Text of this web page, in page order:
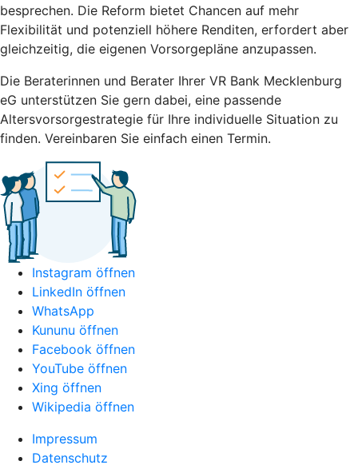
besprechen. Die Reform bietet Chancen auf mehr
Flexibilität und potenziell höhere Renditen, erfordert aber
gleichzeitig, die eigenen Vorsorgepläne anzupassen.
Die Beraterinnen und Berater Ihrer VR Bank Mecklenburg
eG unterstützen Sie gern dabei, eine passende
Altersvorsorgestrategie für Ihre individuelle Situation zu
finden. Vereinbaren Sie einfach einen Termin.
Instagram öffnen
LinkedIn öffnen
WhatsApp
Kununu öffnen
Facebook öffnen
YouTube öffnen
Xing öffnen
Wikipedia öffnen
Impressum
Datenschutz